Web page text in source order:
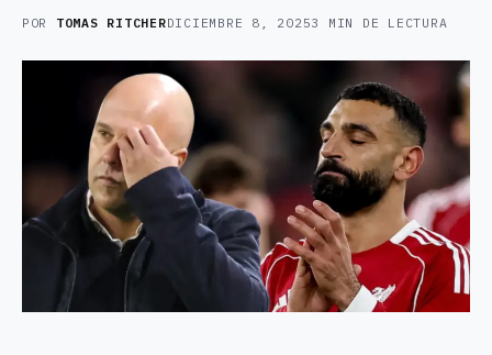
POR TOMAS RITCHERDICIEMBRE 8, 20253 MIN DE LECTURA